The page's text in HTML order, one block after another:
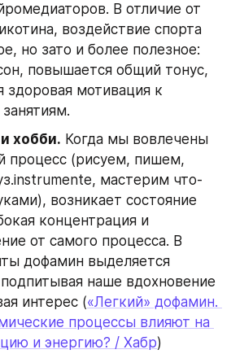
В отличие от
воздействие спорта
но зато и более полезное:
повышается общий тонус,
здоровая мотивация к
хобби. Когда мы вовлечены
процесс (рисуем, пишем,
мастерим что-
возникает состояние
концентрация и
от самого процесса. В
дофамин выделяется
наше вдохновение
интерес («Легкий» дофамин.
процессы влияют на
и энергию? / Хабр)